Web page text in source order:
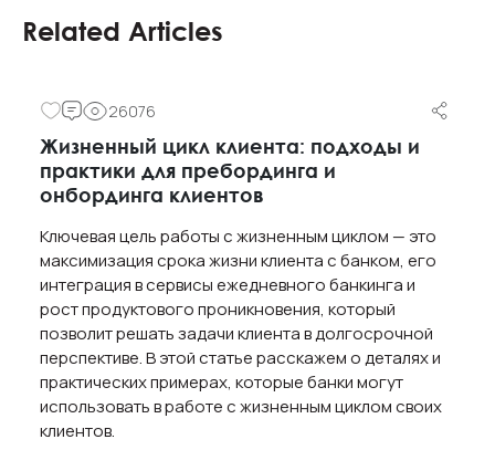
Related Articles
26076
Жизненный цикл клиента: подходы и
практики для пребординга и
онбординга клиентов
Ключевая цель работы с жизненным циклом — это
максимизация срока жизни клиента с банком, его
интеграция в сервисы ежедневного банкинга и
рост продуктового проникновения, который
позволит решать задачи клиента в долгосрочной
перспективе. В этой статье расскажем о деталях и
практических примерах, которые банки могут
использовать в работе с жизненным циклом своих
клиентов.